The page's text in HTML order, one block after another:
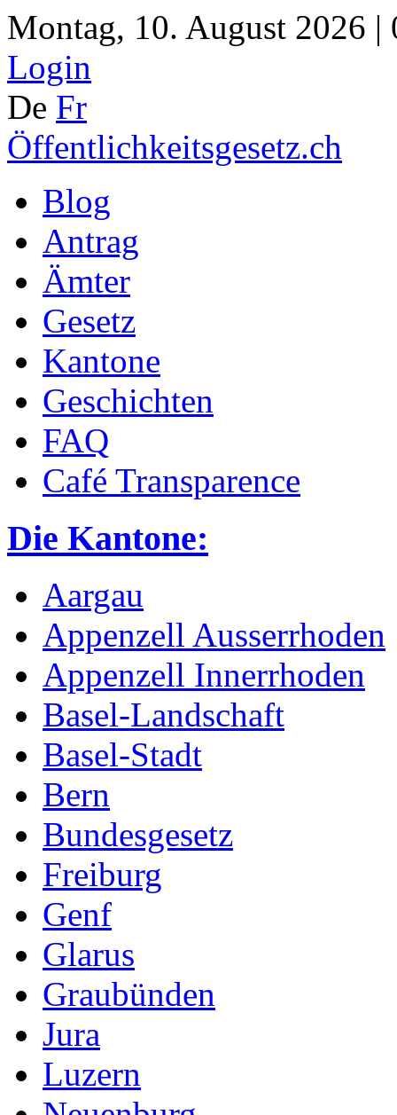
Montag, 10. August 2026 |
Login
De Fr
Öffentlichkeitsgesetz.ch
Blog
Antrag
Ämter
Gesetz
Kantone
Geschichten
FAQ
Café Transparence
Die Kantone:
Aargau
Appenzell Ausserrhoden
Appenzell Innerrhoden
Basel-Landschaft
Basel-Stadt
Bern
Bundesgesetz
Freiburg
Genf
Glarus
Graubünden
Jura
Luzern